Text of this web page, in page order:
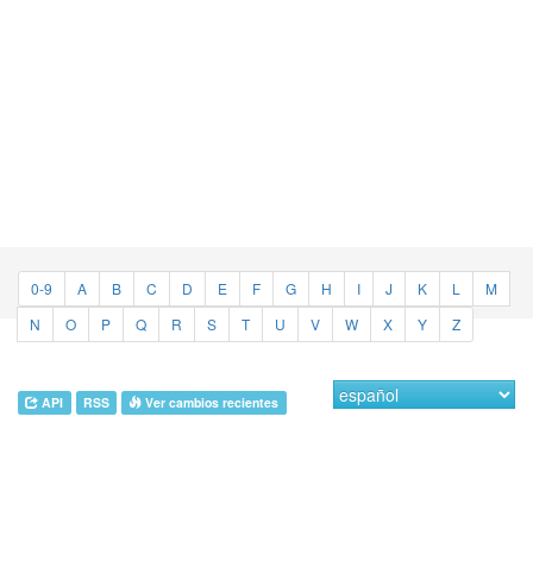
0-9 A B C D E F G H I J K L
M
N
O P Q R S T U V W X Y Z
API RSS Ver cambios recientes